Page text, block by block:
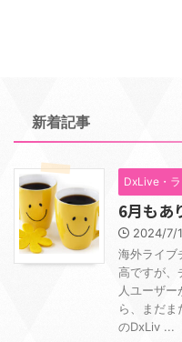
新着記事
DxLive・
6月もあ
2024/7/1
海外ライブ
高ですが、
人ユーザ
ら、まだ
のDxLiv ...